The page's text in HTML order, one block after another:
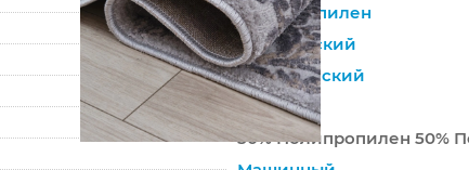
Полипропилен
Европейский
Классический
Беларусь
50% Полипропилен 50%